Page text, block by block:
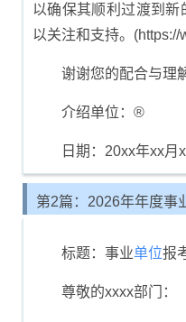
以确保其顺利过渡到
以关注和支持。
谢谢您的配合与理
介绍单位：®
日期：20xx年xx月
第2篇：2026年年度事
标题：事业单位报
尊敬的xxxx部门：